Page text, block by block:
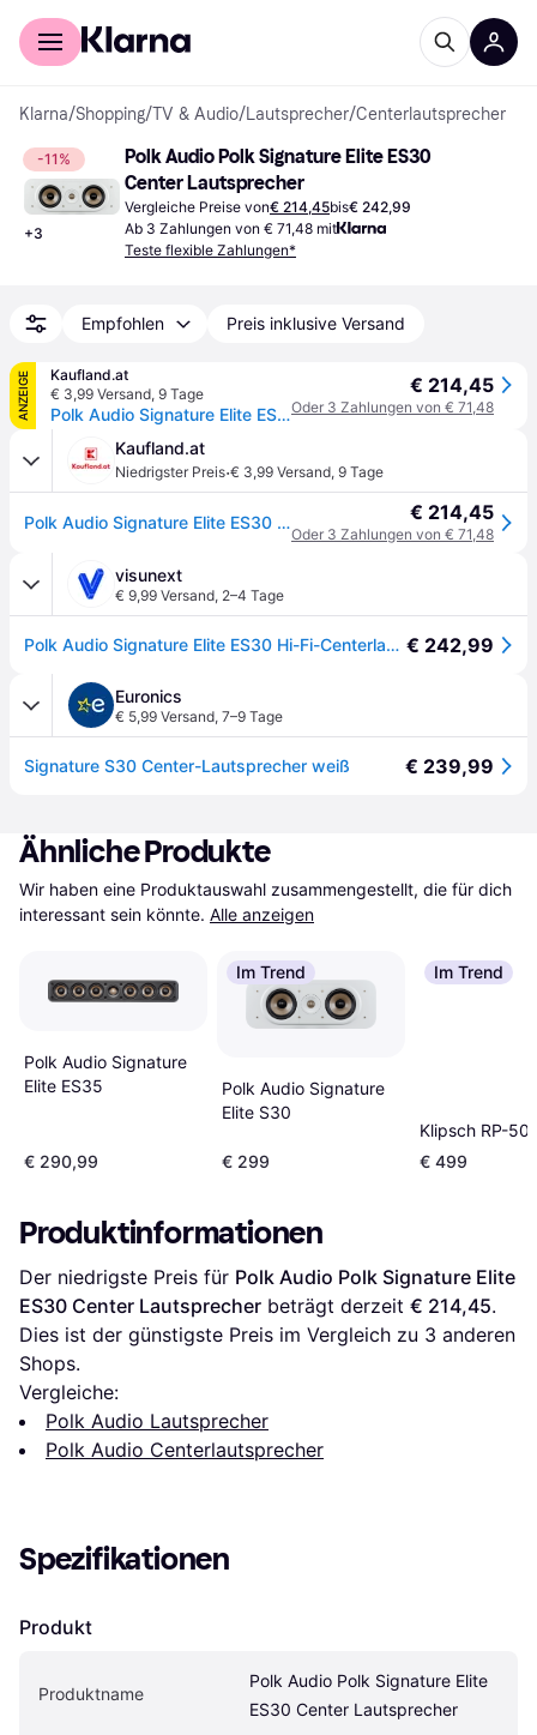
Für Shopper
Klarna/Shopping/TV & Audio/Lautsprecher/Centerlautsprecher
-11%
+3
Polk Audio Polk Signature Elite ES30
Center Lautsprecher
Vergleiche Preise von€ 214,45bis€ 242,99
Ab 3 Zahlungen von € 71,48 mit
Teste flexible Zahlungen*
Empfohlen Preis inklusive Versand
ANZEIGE
Kaufland.at
€ 3,99 Versand, 9 Tage
Polk Audio Signature Elite ES30 Centerlautsprecher, hochauflösend, Dolby Atmos, Weiß
€ 214,45
Oder 3 Zahlungen von € 71,48
Kaufland.at
Niedrigster Preis·€ 3,99 Versand, 9 Tage
Polk Audio Signature Elite ES30 Centerlautsprecher, hochauflösend, Dolby Atmos, Weiß € 214,45
Oder 3 Zahlungen von € 71,48
visunext
€ 9,99 Versand, 2–4 Tage
Polk Audio Signature Elite ES30 Hi-Fi-Centerlautsprecher, weiss € 242,99
Euronics
€ 5,99 Versand, 7–9 Tage
Signature S30 Center-Lautsprecher weiß € 239,99
Ähnliche Produkte
Wir haben eine Produktauswahl zusammengestellt, die für dich
interessant sein könnte. Alle anzeigen
Polk Audio Signature
Elite ES35
€ 290,99
Im Trend
Polk Audio Signature
Elite S30
€ 299
Im Trend
Klipsch RP-
€ 499
Produktinformationen
Der niedrigste Preis für Polk Audio Polk Signature Elite
ES30 Center Lautsprecher beträgt derzeit € 214,45.
Dies ist der günstigste Preis im Vergleich zu 3 anderen
Shops.
Vergleiche:
Polk Audio Lautsprecher
Polk Audio Centerlautsprecher
Spezifikationen
Produkt
Produktname
Polk Audio Polk Signature Elite
ES30 Center Lautsprecher